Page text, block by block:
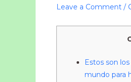
Leave a Comment /
Estos son
mundo para